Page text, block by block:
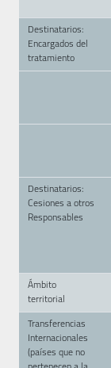
Destinatarios:
Encargados del
tratamiento
Destinatarios:
Cesiones a otros
Responsables
Ámbito
territorial
Transferencias
Internacionales
(países que no